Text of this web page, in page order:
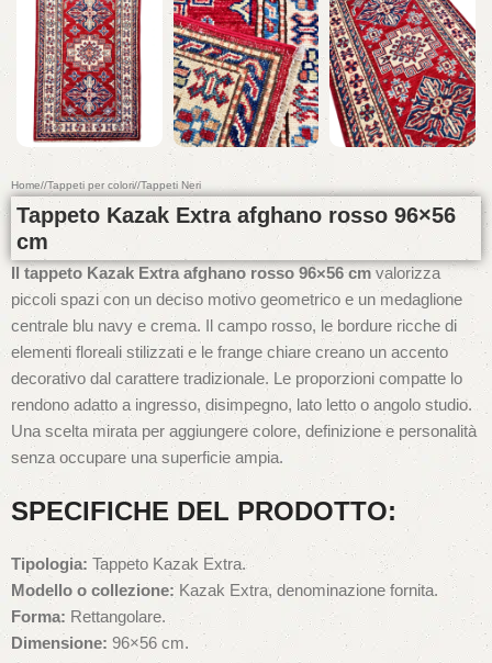
Home/ Tappeti per colori/ Tappeti Neri
Tappeto Kazak Extra afghano rosso 96×56
cm
Il tappeto Kazak Extra afghano rosso 96×56 cmvalorizza
piccoli spazi con un deciso motivo geometrico e un medaglione
centrale blu navy e crema. Il campo rosso, le bordure ricche di
elementi floreali stilizzati e le frange chiare creano un accento
decorativo dal carattere tradizionale. Le proporzioni compatte lo
rendono adatto a ingresso, disimpegno, lato letto o angolo studio.
Una scelta mirata per aggiungere colore, definizione e personalità
senza occupare una superficie ampia.
SPECIFICHE DEL PRODOTTO:
Tipologia: Tappeto Kazak Extra.
Modello o collezione:Kazak Extra, denominazione fornita.
Forma: Rettangolare.
Dimensione: 96×56 cm.